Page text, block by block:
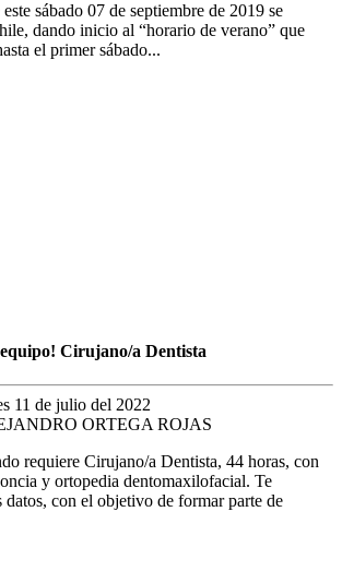
sábado 07 de septiembre de 2019 se
dando inicio al “horario de verano” que
el primer sábado...
equipo! Cirujano/a Dentista
11 de julio del 2022
ORTEGA ROJAS
requiere Cirujano/a Dentista, 44 horas, con
y ortopedia dentomaxilofacial. Te
datos, con el objetivo de formar parte de